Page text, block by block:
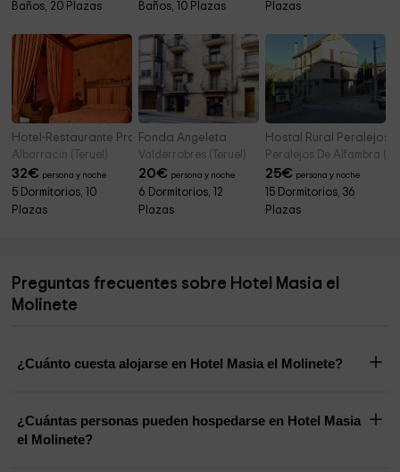
Baños, 20 Plazas
Baños, 10 Plazas
Plazas
Hotel-Restaurante Prado del Navazo
Albarracin (Teruel)
32€ persona y noche
5 Dormitorios, 10
Plazas
Fonda Angeleta
Valderrobres (Teruel)
20€ persona y noche
6 Dormitorios, 12
Plazas
Hostal Rural Peralejos
Peralejos De Alfambra
25€ persona y noche
15 Dormitorios, 36
Plazas
Preguntas frecuentes sobre Hotel Masia el
Molinete
¿Cuánto cuesta alojarse en Hotel Masia el Molinete?
¿Cuántas personas pueden hospedarse en Hotel Masia
el Molinete?